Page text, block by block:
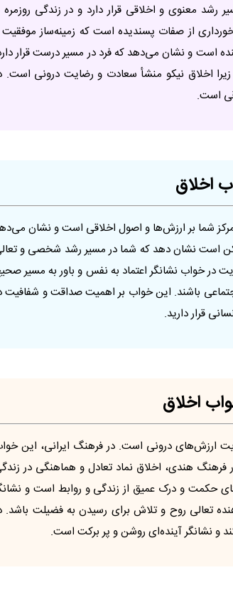
معنوی و اخلاقی قرار دارد و در زندگی روزمره
از صفات پسندیده است که زمینه‌ساز
است و نشان می‌دهد که فرد در مسیر درست قرار
اخلاق نیکو منشأ سعادت و رضایت درونی است.
است.
اخلاق
شما بر ارزش‌ها و اصول اخلاقی است و نشان
است نشان دهد که شما در مسیر رشد شخصی و
در خواب نشانگر اعتماد به نفس و باور به مسیر
باشند. این خواب بر اهمیت صداقت و شفافیت
قرار دارید.
اخلاق
ارزش‌های درونی است. در فرهنگ ایرانی، این
هندی، اخلاق نماد تعادل و هماهنگی در
حکمت و درک عمیق از زندگی و روابط است و
تعالی روح و تلاش برای رسیدن به فضیلت باشد.
و نشانگر آینده‌ای روشن و پر برکت است.